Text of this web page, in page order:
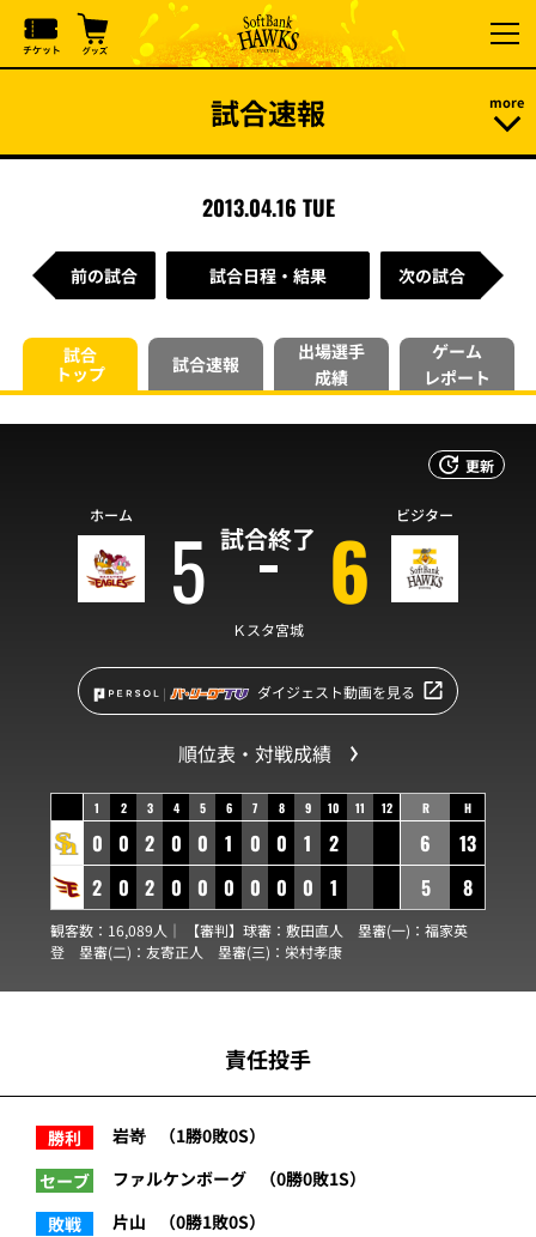
試合速報
2013.04.16 TUE
前の試合 試合日程・結果 次の試合
試合
トップ
試合速報
出場選手
成績
ゲーム
レポート
更新
試合終了
ホーム 5 6 ビジター
Ｋスタ宮城
ダイジェスト動画を見る
順位表・対戦成績
1 2 3 4 5 6 7 8 9 10 11 12
0 0 2 0 0 1 0 0 1
2
2 0 2 0 0 0 0 0 0 1
R H
6
13
5
8
観客数：16,089人｜ 【審判】球審： 敷田直人 塁審(一)： 福家英
登 塁審(二)： 友寄正人 塁審(三)： 栄村孝康
責任投手
勝利 岩嵜
（1勝0敗0S）
セーブ
ファルケンボーグ
（0勝0敗1S）
敗戦
片山 （0勝1敗0S）